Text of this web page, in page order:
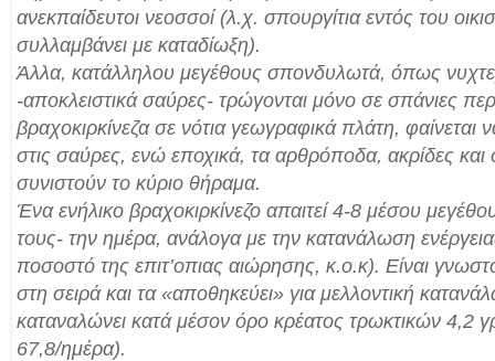
ανεκπαίδευτοι νεοσσοί (λ.χ. σπουργίτια εντός του
συλλαμβάνει με καταδίωξη).
Άλλα, κατάλληλου μεγέθους σπονδυλωτά, όπως
-αποκλειστικά σαύρες- τρώγονται μόνο σε σπάνιες
βραχοκιρκίνεζα σε νότια γεωγραφικά πλάτη, φαίνεται
στις σαύρες, ενώ εποχικά, τα αρθρόποδα, ακρίδες και
συνιστούν το κύριο θήραμα.
Ένα ενήλικο βραχοκιρκίνεζο απαιτεί 4-8 μέσου
τους- την ημέρα, ανάλογα με την κατανάλωση
ποσοστό της επιτ’οπιας αιώρησης, κ.ο.κ). Είναι
στη σειρά και τα «αποθηκεύει» για μελλοντική
καταναλώνει κατά μέσον όρο κρέατος τρωκτικών 4,2
67,8/ημέρα).